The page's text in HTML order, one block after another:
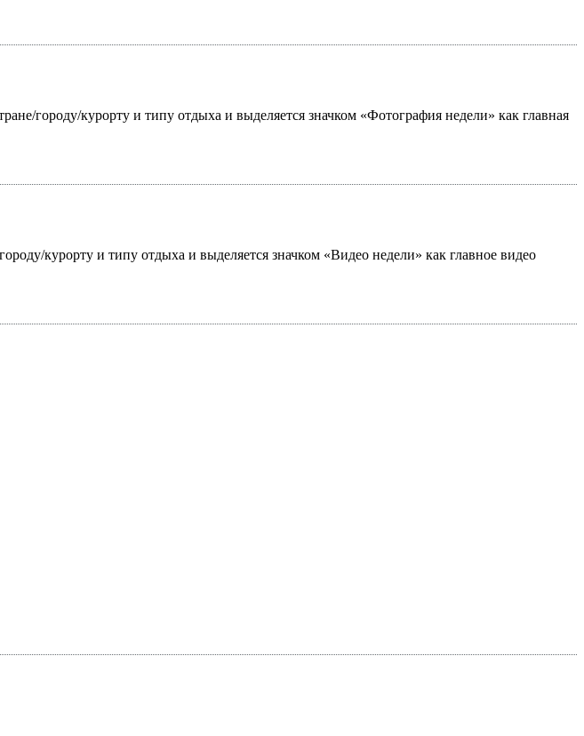
городу/курорту и типу отдыха и выделяется значком «Фотография недели» как главная
курорту и типу отдыха и выделяется значком «Видео недели» как главное видео